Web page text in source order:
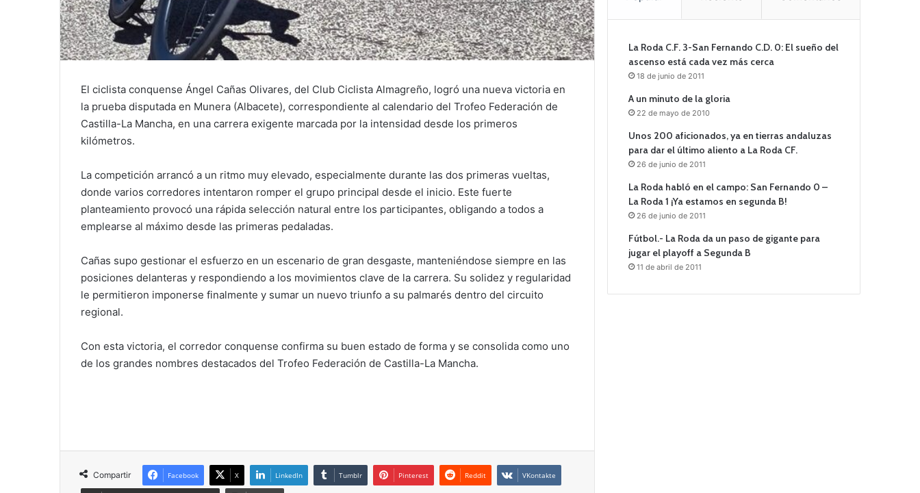
El ciclista conquense Ángel Cañas Olivares, del Club Ciclista Almagreño, logró una nueva victoria en
la prueba disputada en Munera (Albacete), correspondiente al calendario del Trofeo Federación de
Castilla-La Mancha, en una carrera exigente marcada por la intensidad desde los primeros
kilómetros.
La competición arrancó a un ritmo muy elevado, especialmente durante las dos primeras vueltas,
donde varios corredores intentaron romper el grupo principal desde el inicio. Este fuerte
planteamiento provocó una rápida selección natural entre los participantes, obligando a todos a
emplearse al máximo desde las primeras pedaladas.
Cañas supo gestionar el esfuerzo en un escenario de gran desgaste, manteniéndose siempre en las
posiciones delanteras y respondiendo a los movimientos clave de la carrera. Su solidez y regularidad
le permitieron imponerse finalmente y sumar un nuevo triunfo a su palmarés dentro del circuito
regional.
Con esta victoria, el corredor conquense confirma su buen estado de forma y se consolida como uno
de los grandes nombres destacados del Trofeo Federación de Castilla-La Mancha.
Compartir Facebook X LinkedIn Tumblr Pinterest Reddit VKontakte
La Roda C.F. 3-San Fernando C.D. 0: El sueño del
ascenso está cada vez más cerca
18 de junio de 2011
A un minuto de la gloria
22 de mayo de 2010
Unos 200 aficionados, ya en tierras andaluzas
para dar el último aliento a La Roda CF.
26 de junio de 2011
La Roda habló en el campo: San Fernando 0 –
La Roda 1 ¡Ya estamos en segunda B!
26 de junio de 2011
Fútbol.- La Roda da un paso de gigante para
jugar el playoff a Segunda B
11 de abril de 2011